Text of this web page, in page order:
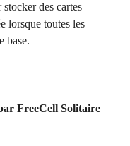
des cartes
lorsque toutes les
base.
FreeCell Solitaire